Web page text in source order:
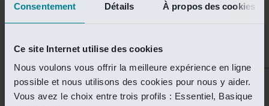
Consentement Détails À propos des cookies
Ce site Internet utilise des cookies
Nous voulons vous offrir la meilleure expérience en ligne
possible et nous utilisons des cookies pour nous y aider.
Vous avez le choix entre trois profils : Essentiel, Basique
Helaas is deze pagina